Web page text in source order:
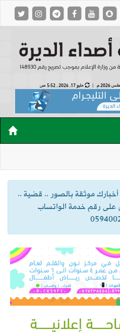
مايو 17, 2026 , 5:52 ص
أخبارك موثقة بالصور .. قضية ..
على رقم خدمة الواتساب